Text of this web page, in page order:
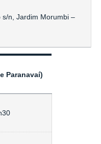
s/n, Jardim Morumbi –
Paranavaí)